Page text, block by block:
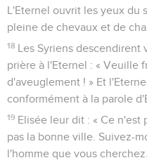
L'Eternel ouvrit les yeux du
pleine de chevaux et de
18 Les Syriens descendirent
prière à l'Eternel : « Veuille
d'aveuglement ! » Et
conformément à la parole
19 Elisée leur dit : « Ce n'est
pas la bonne ville. Suivez-
l'homme que vous